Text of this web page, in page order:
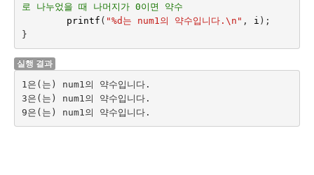
로 나누었을 때 나머지가 0이면 약수
printf ( "%d는 num1의 약수입니다. \n " , i );
}
실행 결과
1은(는) num1의 약수입니다.
3은(는) num1의 약수입니다.